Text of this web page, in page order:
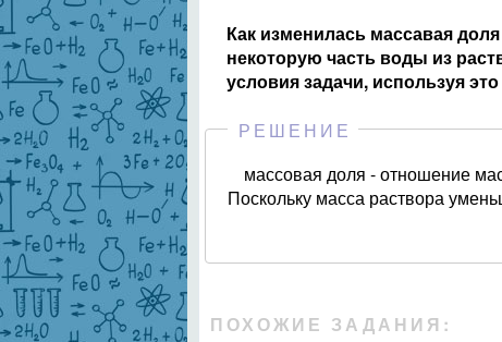
Как изменилась массавая
некоторую часть воды из
условия задачи, используя
РЕШЕНИЕ
массовая доля - отношение
Поскольку масса раствора
ПОХОЖИЕ ЗАДАНИЯ: